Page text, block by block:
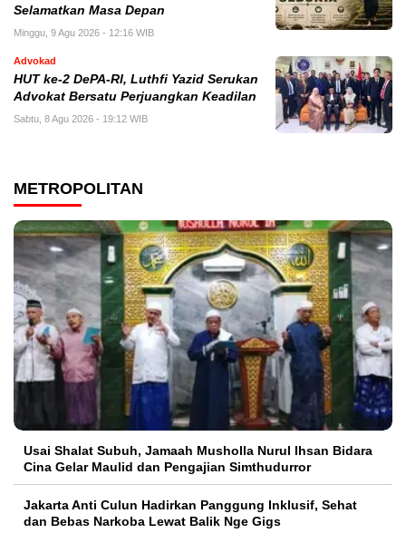
Selamatkan Masa Depan
Minggu, 9 Agu 2026 - 12:16 WIB
Advokad
HUT ke-2 DePA-RI, Luthfi Yazid Serukan
Advokat Bersatu Perjuangkan Keadilan
Sabtu, 8 Agu 2026 - 19:12 WIB
METROPOLITAN
Usai Shalat Subuh, Jamaah Musholla Nurul Ihsan Bidara
Cina Gelar Maulid dan Pengajian Simthudurror
Jakarta Anti Culun Hadirkan Panggung Inklusif, Sehat
dan Bebas Narkoba Lewat Balik Nge Gigs